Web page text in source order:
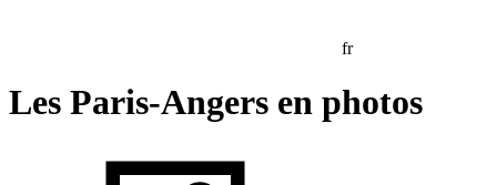
fr
Les Paris-Angers en photos